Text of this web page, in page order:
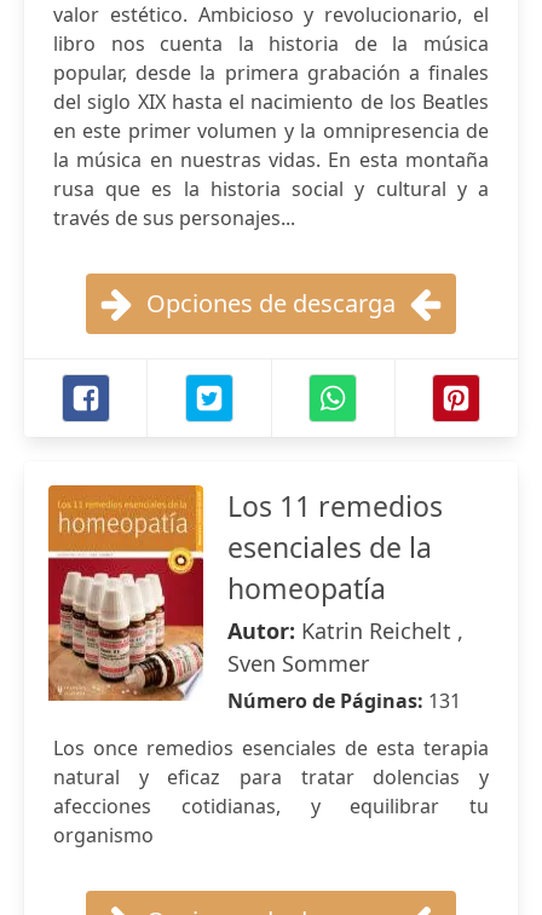
valor estético. Ambicioso y revolucionario, el
libro nos cuenta la historia de la música
popular, desde la primera grabación a finales
del siglo XIX hasta el nacimiento de los Beatles
en este primer volumen y la omnipresencia de
la música en nuestras vidas. En esta montaña
rusa que es la historia social y cultural y a
través de sus personajes...
Opciones de descarga
Los 11 remedios
esenciales de la
homeopatía
Autor: Katrin Reichelt ,
Sven Sommer
Número de Páginas: 131
Los once remedios esenciales de esta terapia
natural y eficaz para tratar dolencias y
afecciones cotidianas, y equilibrar tu
organismo